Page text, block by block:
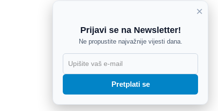
×
Prijavi se na Newsletter!
Ne propustite najvažnije vijesti dana.
Pretplati se